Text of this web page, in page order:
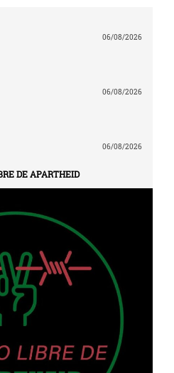
06/08/2026
06/08/2026
06/08/2026
DE APARTHEID